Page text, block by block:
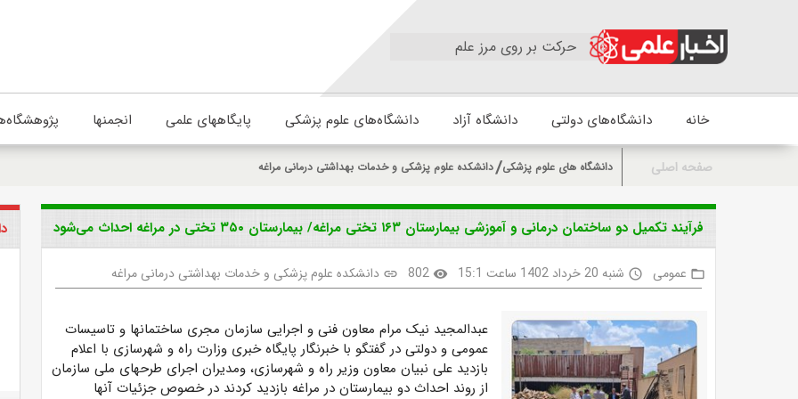
حرکت بر روی مرز علم
خانه دانشگاه‌های دولتی دانشگاه آزاد دانشگاه‌های علوم پزشکی پایگاههای علمی انجمنها
صفحه اصلی دانشگاه های علوم پزشکی دانشکده علوم پزشکی و خدمات بهداشتی درمانی مراغه
فرآیند تکمیل دو ساختمان درمانی و آموزشی بیمارستان ۱۶۳ تختی مراغه/ بیمارستان ۳۵۰ تختی در مراغه احداث می‌شود
folder_open عمومی access_time شنبه 20 خرداد 1402 ساعت 15:1 visibility
802
link دانشکده علوم پزشکی و خدمات بهداشتی درمانی مراغه
عبدالمجید نیک مرام معاون فنی و اجرایی سازمان مجری ساختمانها و تاسیسات
عمومی و دولتی در گفتگو با خبرنگار پایگاه خبری وزارت راه و شهرسازی با اعلام
بازدید علی نبیان معاون وزیر راه و شهرسازی، ومدیران اجرای طرحهای ملی سازمان
از روند احداث دو بیمارستان در مراغه بازدید کردند در خصوص جزئیات آنها